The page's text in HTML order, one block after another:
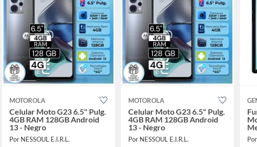
MOTOROLA
Celular Moto G23 6.5" Pulg.
4GB RAM 128GB Android
13 - Negro
Por NESSOUL E.I.R.L.
MOTOROLA
Celular Moto G23 6.5" Pulg.
4GB RAM 128GB Android
13 - Negro
Por NESSOUL E.I.R.L.